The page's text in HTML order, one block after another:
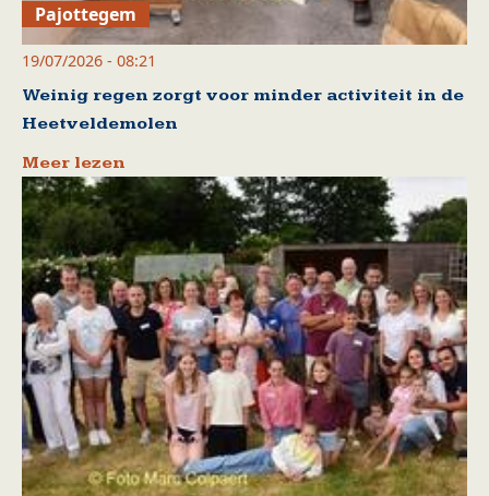
Pajottegem
19/07/2026 - 08:21
Weinig regen zorgt voor minder activiteit in de
Heetveldemolen
Meer lezen